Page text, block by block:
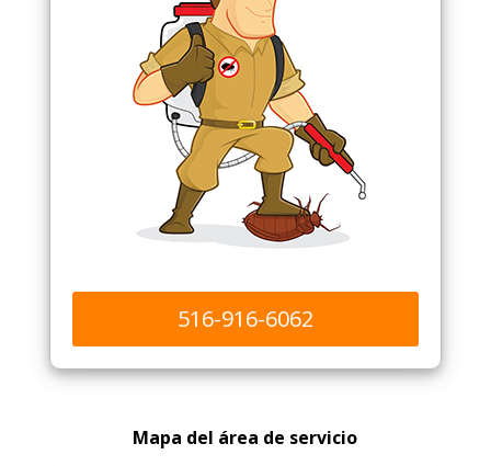
516-916-6062
Mapa del área de servicio